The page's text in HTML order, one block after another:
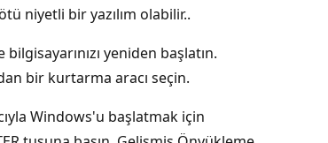
niyetli bir yazılım olabilir..
yeniden başlatın.
bir kurtarma aracı seçin.
Windows'u başlatmak için